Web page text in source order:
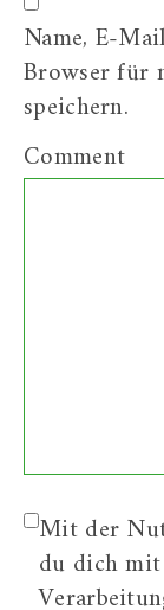
Name, E-
Browser für
speichern.
Comment
Mit der
du dich